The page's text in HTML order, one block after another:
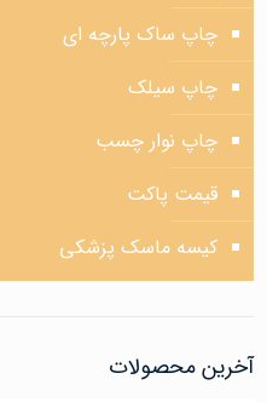
چاپ ساک پارچه ای
چاپ سیلک
چاپ نوار چسب
قیمت پاکت
کیسه ماسک پزشکی
آخرین محصولات